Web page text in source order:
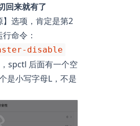
回来就有了
选项，肯定是第2
命令：
disable
spctl 后面有一个空
是小写字母L，不是